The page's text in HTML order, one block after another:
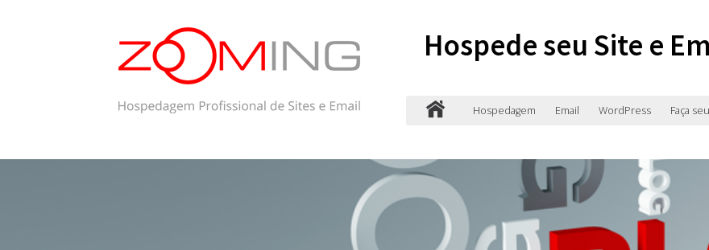
Hospede seu Site e
Hospedagem Email WordPress Faça